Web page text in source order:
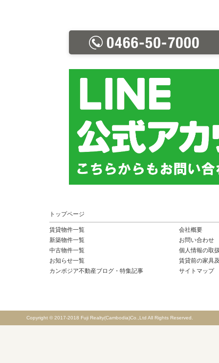
トップページ
賃貸物件一覧
新築物件一覧
中古物件一覧
お知らせ一覧
カンボジア不動産ブログ・特集記事
会社概要
お問い合わせ
個人情報の取
賃貸前の家具
サイトマップ
Copyright © 2017-2018 Fuji Realty(Cambodia)Co.,Ltd All Rights Reserved.